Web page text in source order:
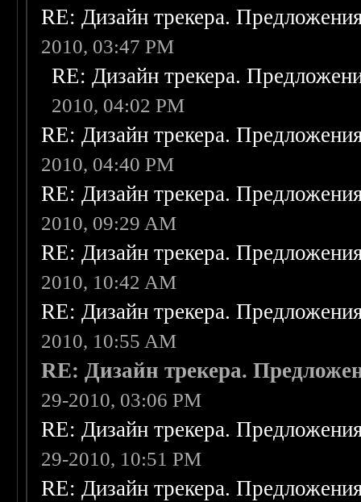
RE: Дизайн трекера.
2010, 03:47 PM
RE: Дизайн трекера.
2010, 04:02 PM
RE: Дизайн трекера.
2010, 04:40 PM
RE: Дизайн трекера.
2010, 09:29 AM
RE: Дизайн трекера.
2010, 10:42 AM
RE: Дизайн трекера.
2010, 10:55 AM
RE: Дизайн трекера.
29-2010, 03:06 PM
RE: Дизайн трекера.
29-2010, 10:51 PM
RE: Дизайн трекера.